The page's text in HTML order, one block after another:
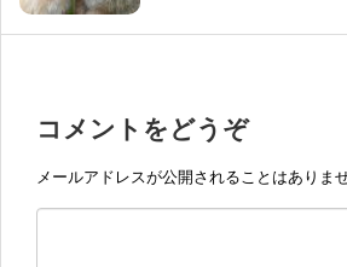
コメントをどうぞ
メールアドレスが公開されることはありませ